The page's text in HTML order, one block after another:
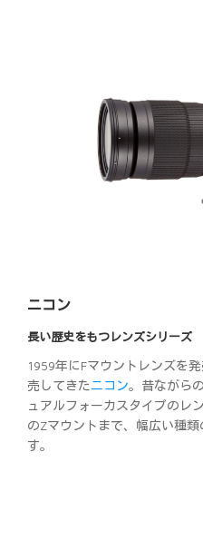
ニコン
長い歴史をもつレンズシリーズ
1959年にFマウントレンズを
売してきたニコン。昔ながら
ュアルフォーカスタイプのレ
のZマウントまで、幅広い種
す。